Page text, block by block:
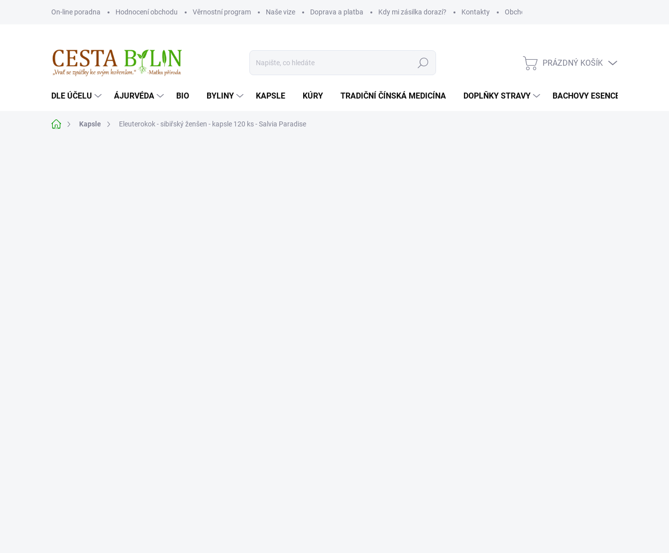
On-line poradna Hodnocení obchodu Věrnostní program Naše vize Doprava a platba Kdy mi zásilka dorazí? Kontakty Obchodní podmínky
Hledat
NÁKUPNÍ
PRÁZDNÝ KOŠÍK
DLE ÚČELU ÁJURVÉDA BIO BYLINY KAPSLE KÚRY TRADIČNÍ ČÍNSKÁ MEDICÍNA DOPLŇKY STRAVY BACHOVY ESENCE
Domů Kapsle Eleuterokok - sibiřský ženšen - kapsle 120 ks - Salvia Paradise